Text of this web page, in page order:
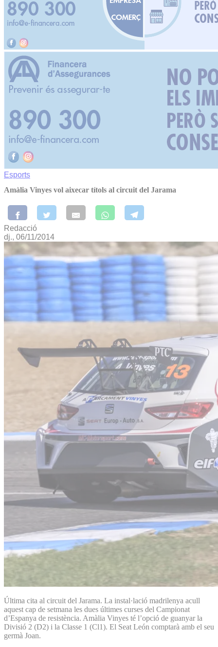
Esports
Amàlia Vinyes vol aixecar títols al circuit del Jarama
Redacció
dj., 06/11/2014
Última cita al circuit del Jarama. La instal·lació madrilenya acull
aquest cap de setmana les dues últimes curses del Campionat
d’Espanya de resistència. Amàlia Vinyes té l’opció de guanyar la
Divisió 2 (D2) i la Classe 1 (Cl1). El Seat León comptarà amb el seu
germà Joan.